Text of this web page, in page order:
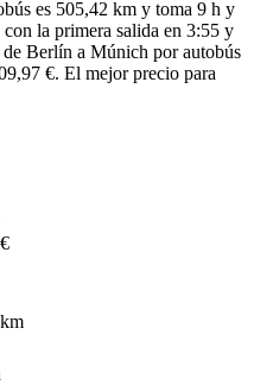
es 505,42 km y toma 9 h y
la primera salida en 3:55 y
Berlín a Múnich por autobús
€. El mejor precio para